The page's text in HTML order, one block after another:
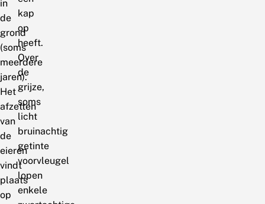
in
de
grond
(soms
meerdere
jaren).
Het
afzetten
van
de
eieren
vindt
plaats
op
kap
op
heeft.
Over
de
grijze,
soms
licht
bruinachtig
getinte
voorvleugel
lopen
enkele